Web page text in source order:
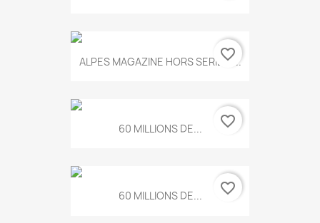
ALPES MAGAZINE HORS SERIE N...
favorite_border
60 MILLIONS DE... favorite_border
60 MILLIONS DE... favorite_border